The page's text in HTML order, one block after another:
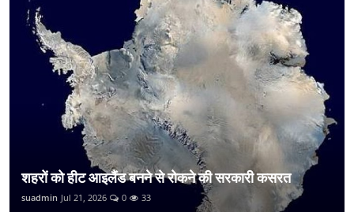
शहरों को हीट आइलैंड बनने से रोकने की सरकारी कसरत
suadmin Jul 21, 2026 0 33